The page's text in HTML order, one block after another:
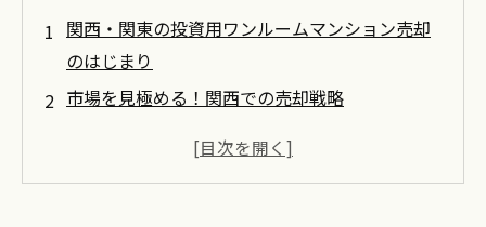
関西・関東の投資用ワンルームマンション売却
のはじまり
市場を見極める！関西での売却戦略
関東の競争環境に挑む！成功するためのコツ